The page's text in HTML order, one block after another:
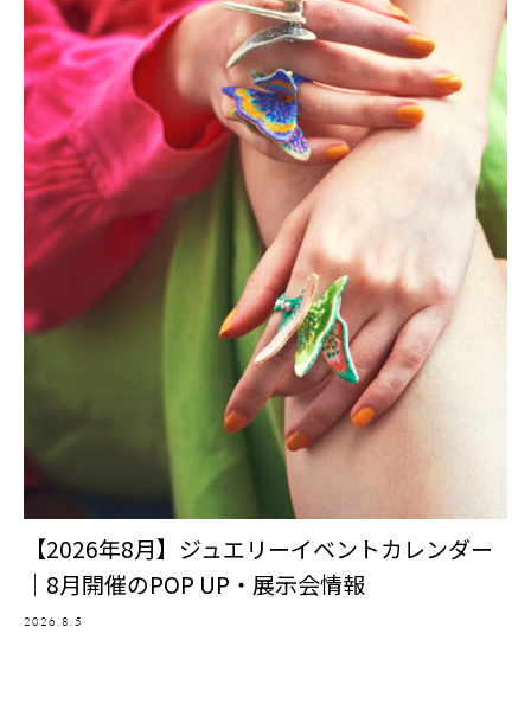
【2026年8月】ジュエリーイベントカレンダー
｜8月開催のPOP UP・展示会情報
2026.8.5